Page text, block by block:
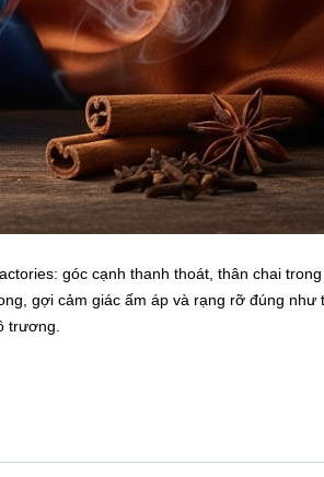
góc cạnh thanh thoát, thân chai trong
gợi cảm giác ấm áp và rạng rỡ đúng như
trương.